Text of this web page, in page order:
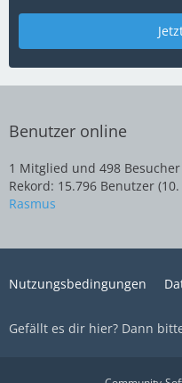
Benutzer online
1 Mitglied und 498 Besucher
Rekord: 15.796 Benutzer (
Rasmus
Nutzungsbedingungen
Gefällt es dir hier? Dann